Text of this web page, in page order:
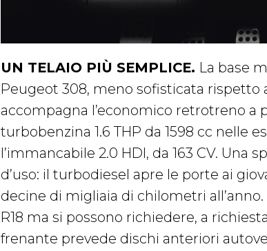
UN TELAIO PIÙ SEMPLICE. La base
Peugeot 308, meno sofisticata rispetto
accompagna l’economico retrotreno a
turbobenzina 1.6 THP da 1598 cc nelle
l’immancabile 2.0 HDI, da 163 CV.
d’uso: il turbodiesel apre le porte ai
decine di migliaia di chilometri
R18 ma si possono richiedere, a
frenante prevede dischi anteriori